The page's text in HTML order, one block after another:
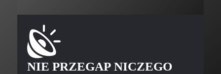
NIE PRZEGAP NICZEGO